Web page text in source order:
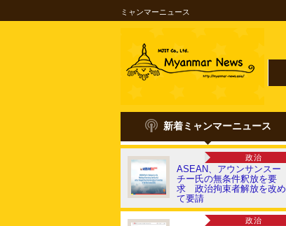
ミャンマーニュース
新着ミャンマーニュース
政治
ASEAN、アウンサンスー
チー氏の無条件釈放を要
求 政治拘束者解放を改め
て要請
政治